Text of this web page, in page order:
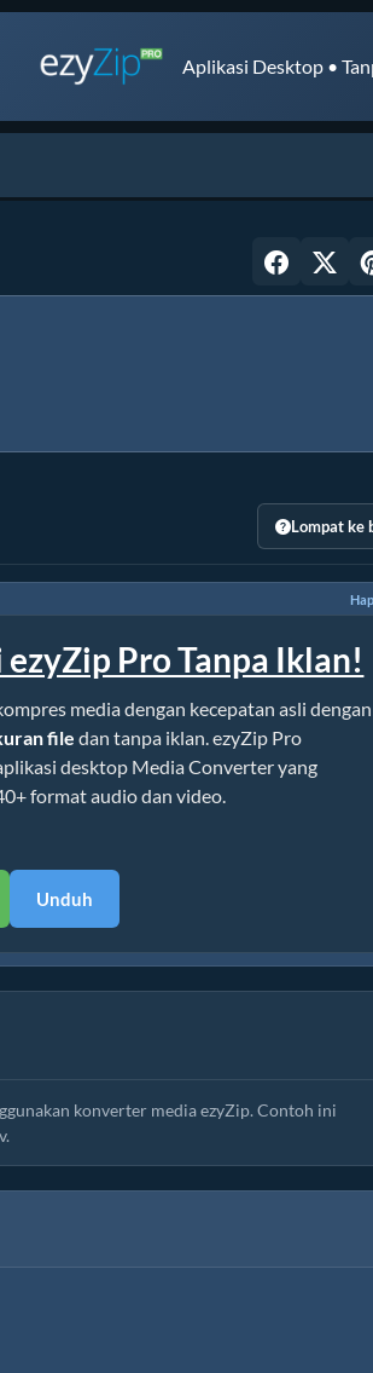
Aplikasi Desktop •
Lompat ke
Pro Tanpa Iklan!
media dengan kecepatan asli dengan
file dan tanpa iklan. ezyZip Pro
desktop Media Converter yang
format audio dan video.
Unduh
konverter media ezyZip. Contoh ini